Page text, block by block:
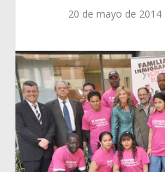
20 de mayo de 2014